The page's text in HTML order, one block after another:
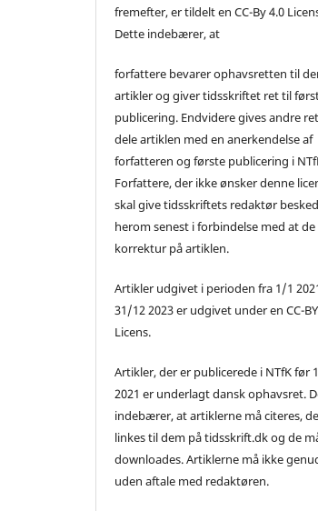
fremefter, er tildelt en CC-By 4.0
Dette indebærer, at
forfattere bevarer ophavsretten til
artikler og giver tidsskriftet ret til
publicering. Endvidere gives andre
dele artiklen med en anerkendelse af
forfatteren og første publicering i
Forfattere, der ikke ønsker denne
skal give tidsskriftets redaktør besked
herom senest i forbindelse med at
korrektur på artiklen.
Artikler udgivet i perioden fra 1/1
31/12 2023 er udgivet under en CC-
Licens.
Artikler, der er publicerede i NTfK før
2021 er underlagt dansk ophavsret.
indebærer, at artiklerne må citeres,
linkes til dem på tidsskrift.dk og de
downloades. Artiklerne må ikke
uden aftale med redaktøren.